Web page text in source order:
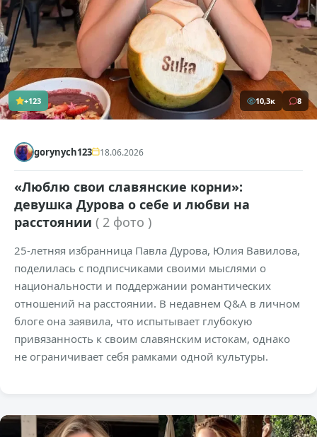
+123 10,3к 8
gorynych123 18.06.2026
«Люблю свои славянские корни»:
девушка Дурова о себе и любви на
расстоянии ( 2 фото )
25-летняя избранница Павла Дурова, Юлия Вавилова,
поделилась с подписчиками своими мыслями о
национальности и поддержании романтических
отношений на расстоянии. В недавнем Q&A в личном
блоге она заявила, что испытывает глубокую
привязанность к своим славянским истокам, однако
не ограничивает себя рамками одной культуры.